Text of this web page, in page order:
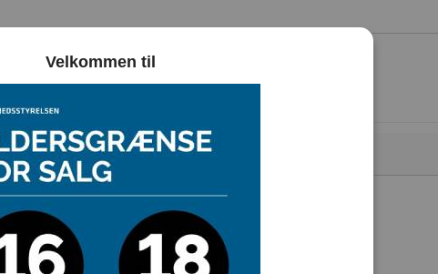
Velkommen til